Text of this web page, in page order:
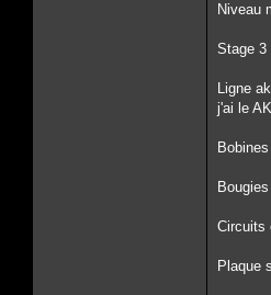
Niveau
Stage 3
Ligne
j'ai le
Circuits
Plaque